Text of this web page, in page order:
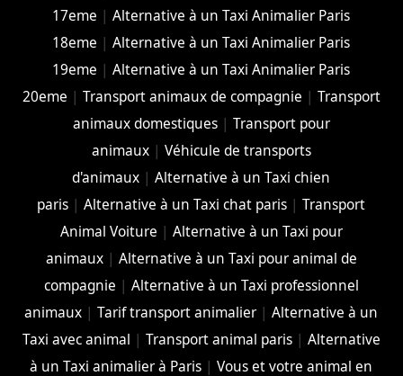
17eme |Alternative à un Taxi Animalier Paris
18eme |Alternative à un Taxi Animalier Paris
19eme |Alternative à un Taxi Animalier Paris
20eme | Transport animaux de compagnie | Transport
animaux domestiques| Transport pour
animaux| Véhicule de transports
d'animaux |Alternative à un Taxi chien
paris |Alternative à un Taxi chat paris |Transport
Animal Voiture | Alternative à un Taxi pour
animaux| Alternative à un Taxi pour animal de
compagnie | Alternative à un Taxi professionnel
animaux |Tarif transport animalier |Alternative à un
Taxi avec animal | Transport animal paris| Alternative
à un Taxi animalier à Paris |Vous et votre animal en